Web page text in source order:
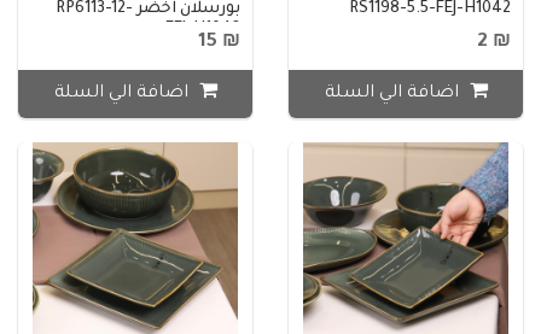
RS1198-5.5-FEJ-H1042
₪ 2
اضافة الي السلة
بورسلان اخضر RP6113-12-
FEJ-H1042
₪ 15
اضافة الي السلة